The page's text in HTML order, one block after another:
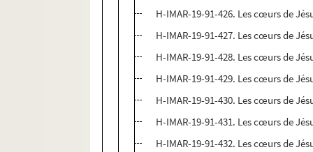
H-IMAR-19-91-426. Les cœurs de
H-IMAR-19-91-427. Les cœurs de
H-IMAR-19-91-428. Les cœurs de
H-IMAR-19-91-429. Les cœurs de
H-IMAR-19-91-430. Les cœurs de
H-IMAR-19-91-431. Les cœurs de
H-IMAR-19-91-432. Les cœurs de